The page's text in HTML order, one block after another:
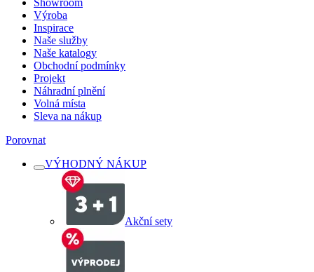
Showroom
Výroba
Inspirace
Naše služby
Naše katalogy
Obchodní podmínky
Projekt
Náhradní plnění
Volná místa
Sleva na nákup
Porovnat
VÝHODNÝ NÁKUP
Akční sety